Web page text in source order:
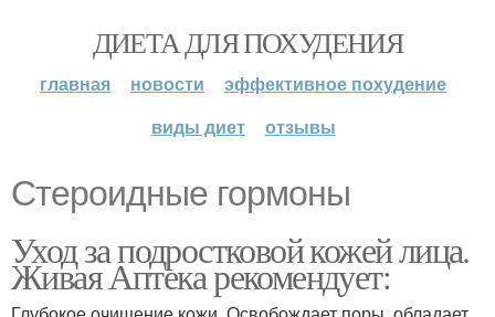
ДИЕТА ДЛЯ ПОХУДЕНИЯ
главная новости
эффективное похудение
виды диет
отзывы
Стероидные гормоны
Уход за подростковой кожей лица.
Живая Аптека рекомендует: